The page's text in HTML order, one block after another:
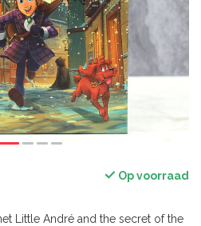
Op voorraad
Little André and the secret of the